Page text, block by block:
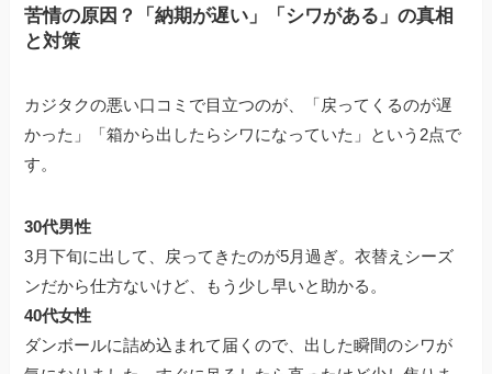
苦情の原因？「納期が遅い」「シワがある」の真相
と対策
カジタクの悪い口コミで目立つのが、「戻ってくるのが遅
かった」「箱から出したらシワになっていた」という2点で
す。
30代男性
3月下旬に出して、戻ってきたのが5月過ぎ。衣替えシーズ
ンだから仕方ないけど、もう少し早いと助かる。
40代女性
ダンボールに詰め込まれて届くので、出した瞬間のシワが